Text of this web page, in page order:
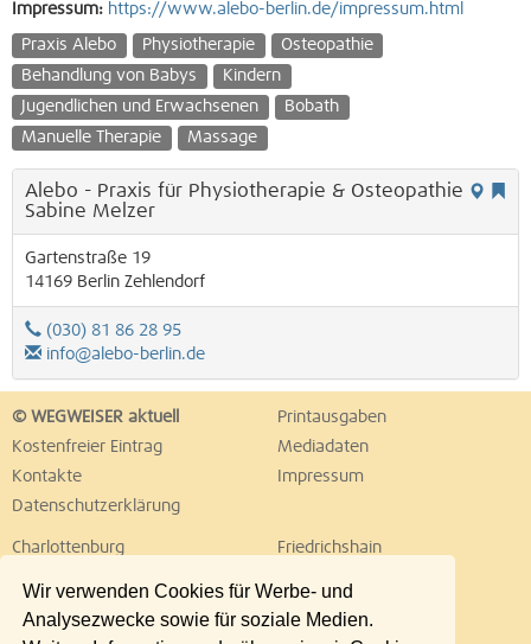
Wir verwenden Cookies für Werbe- und
Analysezwecke sowie für soziale Medien.
Impressum: https://www.alebo-berlin.de/impressum.html
Praxis Alebo Physiotherapie
Osteopathie
Behandlung von Babys
Kindern
Jugendlichen und Erwachsenen
Bobath
Manuelle Therapie
Massage
Alebo - Praxis für Physiotherapie & Osteopathie
Sabine Melzer
Gartenstraße 19
14169 Berlin Zehlendorf
(030) 81 86 28 95
info@alebo-berlin.de
© WEGWEISER aktuell
Printausgaben
Kostenfreier Eintrag
Mediadaten
Kontakte
Impressum
Datenschutzerklärung
Charlottenburg
Friedrichshain
Lichtenberg
Marzahn